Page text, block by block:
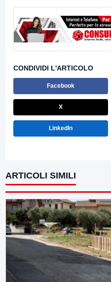
CONDIVIDI L'ARTICOLO
Facebook
X
LinkedIn
ARTICOLI SIMILI